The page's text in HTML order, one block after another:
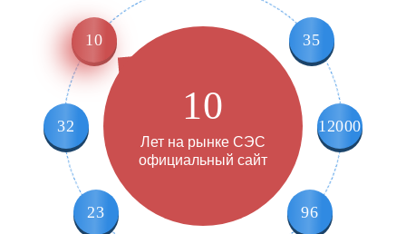
10 35
12000
96
23
32 10
Лет на рынке СЭС
официальный сайт